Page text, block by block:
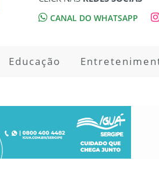
CANAL DO WHATSAPP
Educação